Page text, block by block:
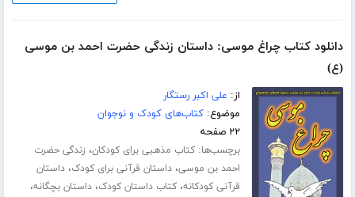
دانلود کتاب چراغ موسی: داستان زندگی حضرت احمد بن موسی
(ع)
از: علی اکبر رستگار
موضوع:کتاب‌های کودک و نوجوان
۲۲ صفحه
برچسب‌ها:کتاب مذهبی برای کودکان، زندگی حضرت
احمد بن موسی،داستان قرآنی برای کودک،داستان
قرآنی کودکانه،کتاب داستان کودک،داستان بچگانه،